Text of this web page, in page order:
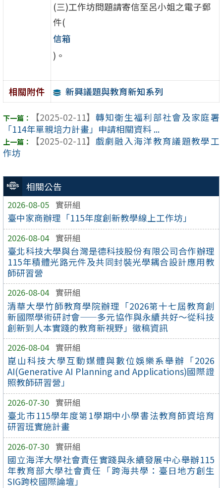
相關公告
2026-08-05 實研組
臺中家商辦理「115年度創新教學線上工作坊」
2026-08-04 實研組
臺北科技大學與台灣是德科技股份有限公司合作辦理
115年積體光路元件及共同封裝光學耦合設計應用教
師研習營
2026-08-04 實研組
清華大學竹師教育學院辦理「2026第十七屆教育創
新國際學術研討會——多元協作與永續共好～從科技
創新到人本實踐的教育新視野」徵稿資訊
2026-08-04 實研組
崑山科技大學互動媒體與數位娛樂系舉辦「2026
AI(Generative AI Planning and Applications)國際證
照教師研習營」
2026-07-30 實研組
臺北市115學年度第1學期中小學書法教育師資培育
研習班實施計畫
2026-07-30 實研組
國立海洋大學社會責任實踐與永續發展中心舉辦115
年教育部大學社會責任「跨海共學：臺日地方創生
SIG跨校國際論壇」
(三)工作坊問題請寄信至呂小姐之電子郵
件(
信箱
)。
相關附件 新興議題與教育新知系列
【2025-02-11】 轉知衛生福利部社會及家庭署
「114年單親培力計畫」申請相關資料 ...
【2025-02-11】 戲劇融入海洋教育議題教學工
作坊